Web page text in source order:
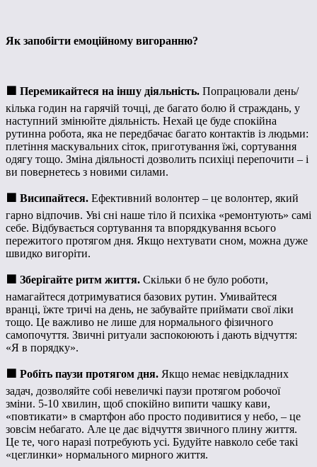
Як запобігти емоційному вигоранню?
Перемикайтеся на іншу діяльність. Попрацювали день/
кілька годин на гарячій точці, де багато болю й страждань, у
наступний змінюйте діяльність. Нехай це буде спокійна
рутинна робота, яка не передбачає багато контактів із людьми:
плетіння маскувальних сіток, приготування їжі, сортування
одягу тощо. Зміна діяльності дозволить психіці перепочити – і
ви повернетесь з новими силами.
Висипайтеся. Ефективний волонтер – це волонтер, який
гарно відпочив. Уві сні наше тіло й психіка «ремонтують» самі
себе. Відбувається сортування та впорядкування всього
пережитого протягом дня. Якщо нехтувати сном, можна дуже
швидко вигоріти.
Зберігайте ритм життя. Скільки б не було роботи,
намагайтеся дотримуватися базових рутин. Умивайтеся
вранці, їжте тричі на день, не забувайте приймати свої ліки
тощо. Це важливо не лише для нормального фізичного
самопочуття. Звичні ритуали заспокоюють і дають відчуття:
«Я в порядку».
Робіть паузи протягом дня. Якщо немає невідкладних
задач, дозволяйте собі невеличкі паузи протягом робочої
зміни. 5-10 хвилин, щоб спокійно випити чашку кави,
«повтикати» в смартфон або просто подивитися у небо, – це
зовсім небагато. Але це дає відчуття звичного плину життя.
Це те, чого наразі потребують усі. Будуйте навколо себе такі
«цеглинки» нормального мирного життя.